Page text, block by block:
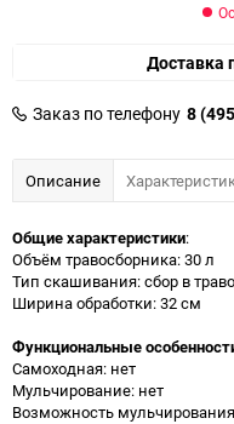
Доставка
Заказ по телефону 8
Описание
Общие характеристики:
Объём травосборника: 30 л
Тип скашивания: сбор в
Ширина обработки: 32 см
Функциональные
Самоходная: нет
Мульчирование: нет
Возможность